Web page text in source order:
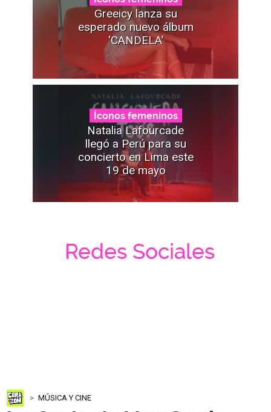
Greeicy lanza su
esperado nuevo álbum
‘CANDELA’
Íconos femeninos
Natalia Lafourcade
llegó a Perú para su
concierto en Lima este
19 de mayo
Redes Sociales
MÚSICA Y CINE